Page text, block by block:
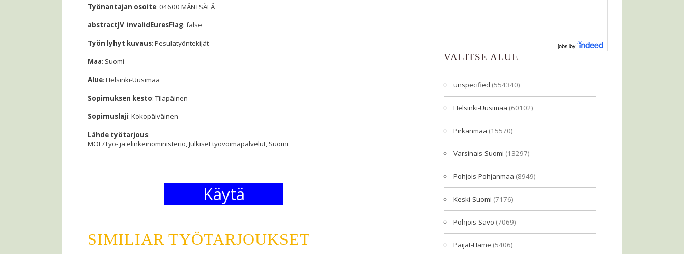
Työnantajan osoite: 04600 MÄNTSÄLÄ
abstractJV_invalidEuresFlag: false
Työn lyhyt kuvaus: Pesulatyöntekijät
Maa: Suomi
Alue: Helsinki-Uusimaa
Sopimuksen kesto: Tilapäinen
Sopimuslaji: Kokopäiväinen
Lähde työtarjous:
MOL/Työ- ja elinkeinoministeriö, Julkiset työvoimapalvelut, Suomi
Käytä
SIMILIAR TYÖTARJOUKSET
jobs by
VALITSE ALUE
unspecified (554340)
Helsinki-Uusimaa (60102)
Pirkanmaa (15570)
Varsinais-Suomi (13297)
Pohjois-Pohjanmaa (8949)
Keski-Suomi (7176)
Pohjois-Savo (7069)
Päijät-Häme (5406)